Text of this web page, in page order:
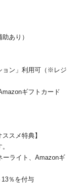
あり）
ョン」利用可（※レジ
ギフトカード
スメ特典】
ーライト、Amazonギ
％を付与